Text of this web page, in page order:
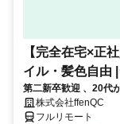
【完全在宅×正
イル・髪色自由
第二新卒歓迎 、20代が活躍中
ャリアパスあり（長
株式会社ffenQC
フルリモート